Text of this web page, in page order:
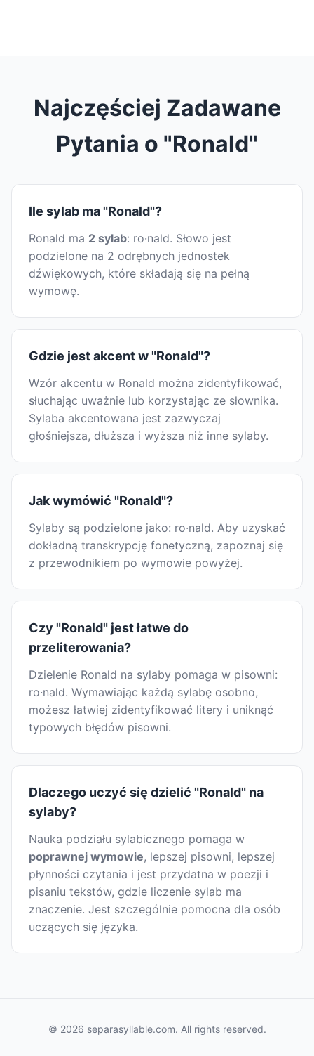
Najczęściej Zadawane
Pytania o "Ronald"
Ile sylab ma "Ronald"?
Ronald ma 2 sylab: ro·nald. Słowo jest
podzielone na 2 odrębnych jednostek
dźwiękowych, które składają się na pełną
wymowę.
Gdzie jest akcent w "Ronald"?
Wzór akcentu w Ronald można zidentyfikować,
słuchając uważnie lub korzystając ze słownika.
Sylaba akcentowana jest zazwyczaj
głośniejsza, dłuższa i wyższa niż inne sylaby.
Jak wymówić "Ronald"?
Sylaby są podzielone jako: ro·nald. Aby uzyskać
dokładną transkrypcję fonetyczną, zapoznaj się
z przewodnikiem po wymowie powyżej.
Czy "Ronald" jest łatwe do
przeliterowania?
Dzielenie Ronald na sylaby pomaga w pisowni:
ro·nald. Wymawiając każdą sylabę osobno,
możesz łatwiej zidentyfikować litery i uniknąć
typowych błędów pisowni.
Dlaczego uczyć się dzielić "Ronald" na
sylaby?
Nauka podziału sylabicznego pomaga w
poprawnej wymowie, lepszej pisowni, lepszej
płynności czytania i jest przydatna w poezji i
pisaniu tekstów, gdzie liczenie sylab ma
znaczenie. Jest szczególnie pomocna dla osób
uczących się języka.
© 2026 separasyllable.com. All rights reserved.